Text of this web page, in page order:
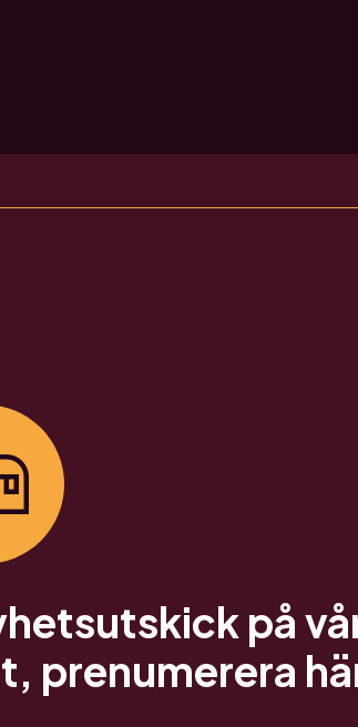
på
prenumerera